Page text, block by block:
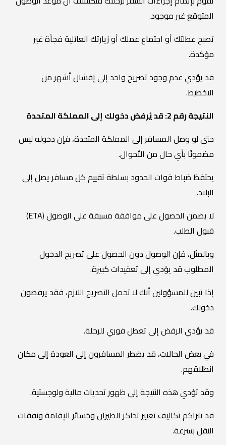
المتوقع غير موجود.
تصبح عطلتك أو اجتماع عملك أو زيارتك العائلية فجأة غير
مؤكدة.
قد يؤدي عدم وجود تصريح واحد إلى إفشال أشهر من
التخطيط.
النتيجة رقم 2: قد يُرفض دخولك إلى المملكة المتحدة
حتى لو وصل المسافر إلى المملكة المتحدة، فإن دخوله ليس
مضمونًا بأي حال من الأحوال.
يحتفظ ضباط قوات الحدود بسلطة تقييم كل مسافر يصل إلى
البلاد.
لا يضمن الحصول على موافقة مسبقة على الوصول (ETA)
قبول الطلب.
وبالمثل، فإن الوصول دون الحصول على تصريح الدخول
المطلوب قد يؤدي إلى تعقيدات كبيرة.
إذا تبين للمسؤولين أنك لا تحمل التصريح اللازم، فقد يرفضون
دخولك.
قد يؤدي الرفض إلى تعطل فوري للرحلة.
في بعض الحالات، قد يضطر المسافرون إلى العودة إلى مكان
انطلاقهم.
وقد تؤدي هذه النتيجة إلى ظهور تحديات مالية ولوجستية.
قد تتراكم تكاليف تغيير تذاكر الطيران وخسائر الإقامة ونفقات
النقل بسرعة.